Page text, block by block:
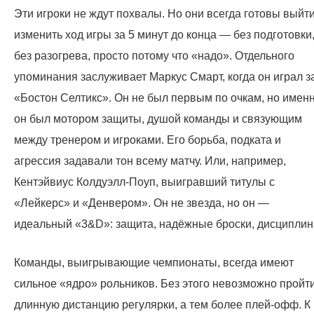
Эти игроки не ждут похвалы. Но они всегда готовы
изменить ход игры за 5 минут до конца — без подготовки,
без разогрева, просто потому что «надо». Отдельного
упоминания заслуживает Маркус Смарт, когда он играл
«Бостон Селтикс». Он не был первым по очкам, но
он был мотором защиты, душой команды и связующим
между тренером и игроками. Его борьба, подката и
агрессия задавали тон всему матчу. Или, например,
Кентэйвиус Колдуэлл-Поуп, выигравший титулы с
«Лейкерс» и «Денвером». Он не звезда, но он —
идеальный «3&D»: защита, надёжные броски,
Команды, выигрывающие чемпионаты, всегда имеют
сильное «ядро» рольников. Без этого невозможно
длинную дистанцию регулярки, а тем более плей-офф. К